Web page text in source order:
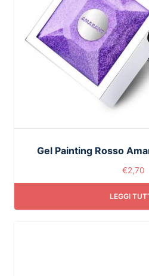
Gel Painting Rosso
€2,70
LEGGI